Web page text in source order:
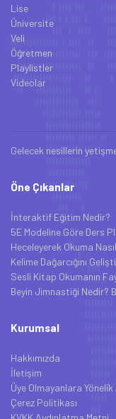
Lise
Üniversite
Veli
Öğretmen
Playlistler
Videolar
Gelecek nesillerin
Öne Çıkanlar
İnteraktif Eğitim Nedir?
5E Modeline Göre Ders
Heceleyerek Okuma
Kelime Dağarcığını
Sesli Kitap Okumanın
Beyin Jimnastiği Nedir?
Kurumsal
Hakkımızda
İletişim
Üye Olmayanlara
Çerez Politikası